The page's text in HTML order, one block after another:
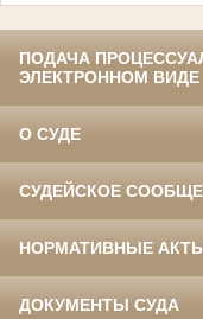
ПОДАЧА
ЭЛЕКТРОННОМ ВИДЕ
О СУДЕ
СУДЕЙСКОЕ
НОРМАТИВНЫЕ
ДОКУМЕНТЫ СУДА